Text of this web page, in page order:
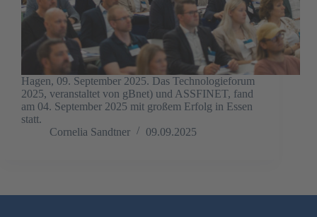
Hagen, 09. September 2025. Das Technologieforum
2025, veranstaltet von gBnet) und ASSFINET, fand
am 04. September 2025 mit großem Erfolg in Essen
statt.
Cornelia Sandtner
09.09.2025